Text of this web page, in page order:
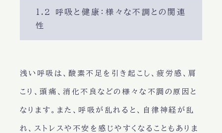
1.2 呼吸と健康：様々な不調との関連
性
浅い呼吸 は、 酸素不足 を引き起こし、疲労感、肩
こり、頭痛、消化不良などの様々な不調の原因と
なります。また、 呼吸が乱れる と、 自律神経が乱
れ 、 ストレスや 不安 を感じやすくなることもありま